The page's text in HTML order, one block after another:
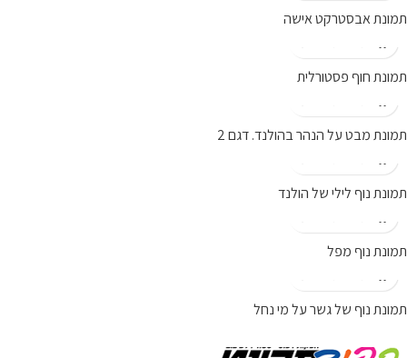
תמונת אבסטרקט אישה
תמונת חוף פסטורלית
תמונת מבט על הנהר בהולנד. דגם 2
תמונת נוף לילי של הולנד
תמונת נוף מפל
תמונת נוף של גשר על מי נחל